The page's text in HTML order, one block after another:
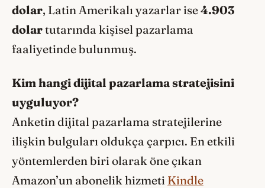
dolar, Latin Amerikalı yazarlar ise4.903
dolartutarında kişisel pazarlama
faaliyetinde bulunmuş.
Kim hangi dijital pazarlama stratejisini
uyguluyor?
Anketin dijital pazarlama stratejilerine
ilişkin bulguları oldukça çarpıcı. En etkili
yöntemlerden biri olarak öne çıkan
Amazon’un abonelik hizmeti Kindle